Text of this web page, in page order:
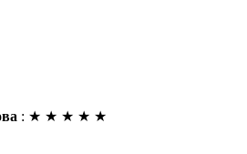
: ★ ★ ★ ★ ★